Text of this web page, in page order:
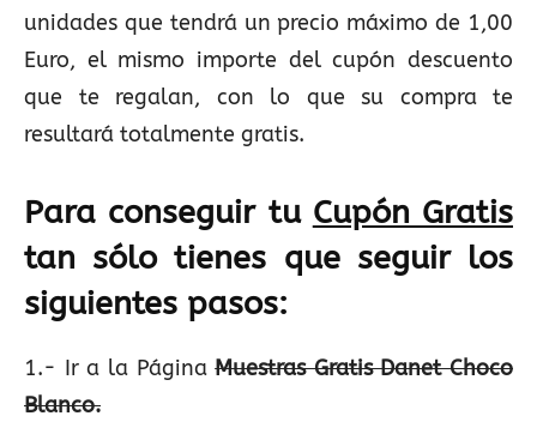
unidades que tendrá un precio máximo de 1,00
Euro, el mismo importe del cupón descuento
que te regalan, con lo que su compra te
resultará totalmente gratis.
Para conseguir tu Cupón Gratis
tan sólo tienes que seguir los
siguientes pasos:
1.- Ir a la PáginaMuestras Gratis Danet Choco
Blanco.